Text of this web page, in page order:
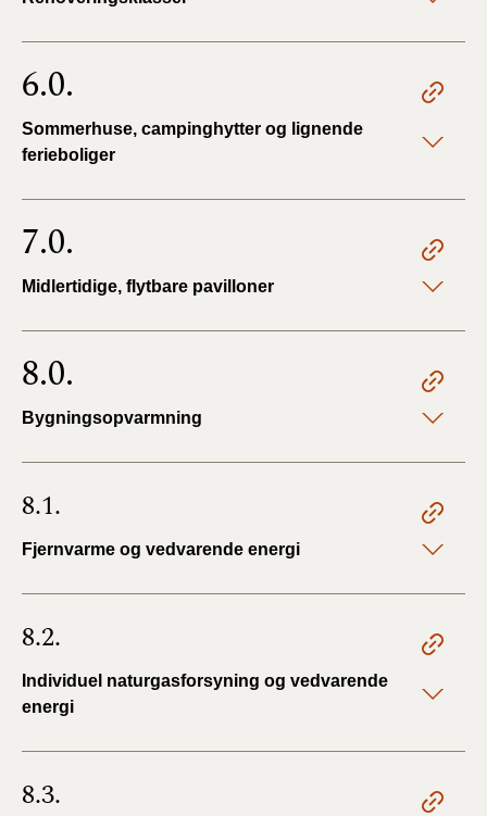
6.0.
Sommerhuse, campinghytter og lignende
ferieboliger
7.0.
Midlertidige, flytbare pavilloner
8.0.
Bygningsopvarmning
8.1.
Fjernvarme og vedvarende energi
8.2.
Individuel naturgasforsyning og vedvarende
energi
8.3.